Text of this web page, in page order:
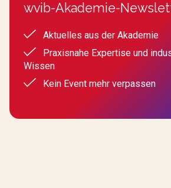
wvib-Akademie-
Aktuelles aus der Akademie
Praxisnahe Expertise und
Wissen
Kein Event mehr verpassen